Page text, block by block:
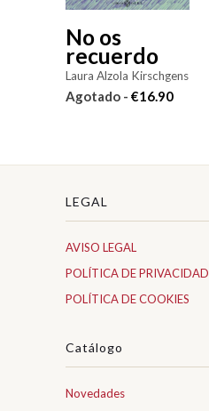
No os
recuerdo
Laura Alzola Kirschgens
Agotado - €16.90
LEGAL
AVISO LEGAL
POLÍTICA DE PRIVACIDAD
POLÍTICA DE COOKIES
Catálogo
Novedades